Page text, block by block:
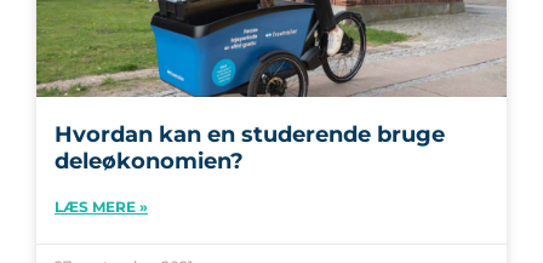
Hvordan kan en studerende bruge
deleøkonomien?
LÆS MERE »